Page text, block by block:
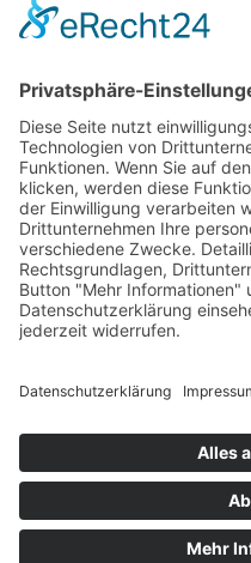
Kosten pro Teilnehmerin:
145,00
Verfügbare Plätze:
Nicht vorrätig
Startseite
Impressum
Datenschutzerklärung
Barrierefreiheitserklärung
Vertrag widerrufen
AGB
Zahlung & Versand
Startseite
Datenschutzerklärung
Barrierefreiheitserklärung
Vertrag widerrufen
Zahlung & Versand